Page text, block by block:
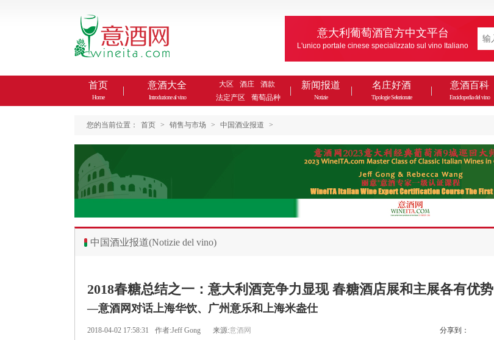
意大利葡萄酒官方中文平台
L'unico portale cinese specializzato sul vino Italiano
首页
Home
意酒大全
Introduzione al vino
大区 酒庄
酒款
法定产区
葡萄品种
新闻报道
Notizie
名庄好酒
Tipologie Selezionate
意酒百科
Enciclopedia del vino
您的当前位置： 首页 > 销售与市场 > 中国酒业报道 >
中国酒业报道(Notizie del vino)
2018春糖总结之一：意大利酒竞争力显现 春糖酒店展和主展各有优势
—意酒网对话上海华饮、广州意乐和上海米盎仕
2018-04-02 17:58:31 作者:Jeff Gong 来源:意酒网 分享到：